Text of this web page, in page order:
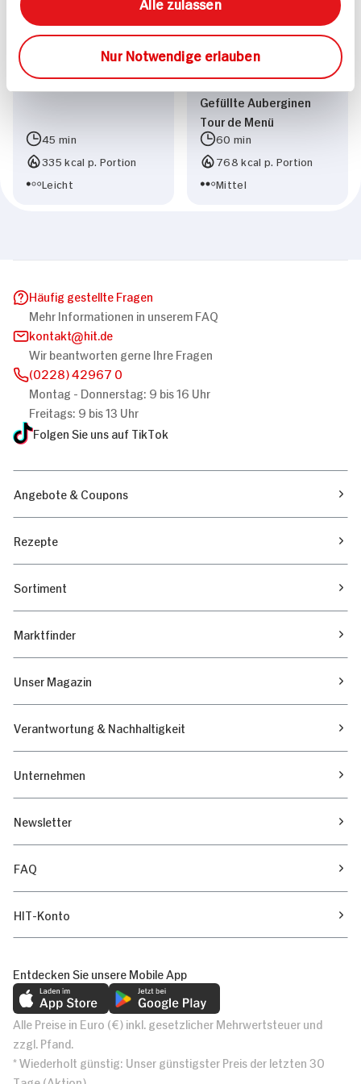
Nur Notwendige erlauben
45 min
335 kcal p. Portion
Leicht
Gefüllte Auberginen
Tour de Menü
60 min
768 kcal p. Portion
Mittel
Häufig gestellte Fragen
Mehr Informationen in unserem FAQ
kontakt
hit.de
Wir beantworten gerne Ihre Fragen
(0228) 42967 0
Montag - Donnerstag: 9 bis 16 Uhr
Freitags: 9 bis 13 Uhr
Folgen Sie uns auf TikTok
Angebote & Coupons
Rezepte
Sortiment
Marktfinder
Unser Magazin
Verantwortung & Nachhaltigkeit
Unternehmen
Newsletter
FAQ
HIT-Konto
Entdecken Sie unsere Mobile App
Alle Preise in Euro (€) inkl. gesetzlicher Mehrwertsteuer und
zzgl. Pfand.
* Wiederholt günstig: Unser günstigster Preis der letzten 30